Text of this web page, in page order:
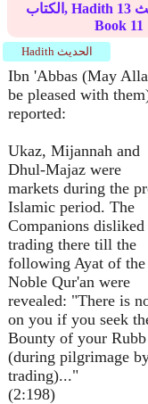
الكتاب, Hadith 13
Book 11
Hadith الحديث
Ibn 'Abbas (May
be pleased with
reported:
Ukaz, Mijannah and
Dhul-Majaz were
markets during the
Islamic period. The
Companions disliked
trading there till the
following Ayat of the
Noble Qur'an were
revealed: "There is
on you if you seek
Bounty of your Rubb
(during pilgrimage
trading)..."
(2:198)